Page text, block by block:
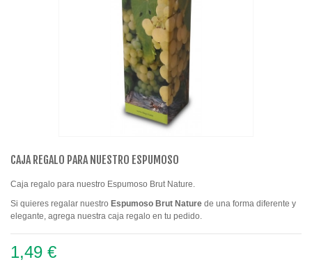
CAJA REGALO PARA NUESTRO ESPUMOSO
Caja regalo para nuestro Espumoso Brut Nature.
Si quieres regalar nuestro Espumoso Brut Nature de una forma diferente y
elegante, agrega nuestra caja regalo en tu pedido.
1,49 €